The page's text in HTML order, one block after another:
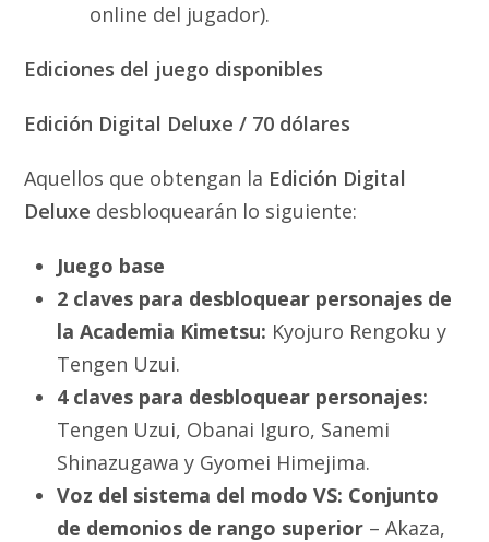
online del jugador).
Ediciones del juego disponibles
Edición Digital Deluxe / 70 dólares
Aquellos que obtengan la Edición Digital
Deluxe desbloquearán lo siguiente:
Juego base
2 claves para desbloquear personajes de
la Academia Kimetsu: Kyojuro Rengoku y
Tengen Uzui.
4 claves para desbloquear personajes:
Tengen Uzui, Obanai Iguro, Sanemi
Shinazugawa y Gyomei Himejima.
Voz del sistema del modo VS: Conjunto
de demonios de rango superior – Akaza,